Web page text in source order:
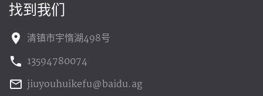
找到我们
清镇市宇惰湖498号
13594780074
jiuyouhuikefu@baidu.ag